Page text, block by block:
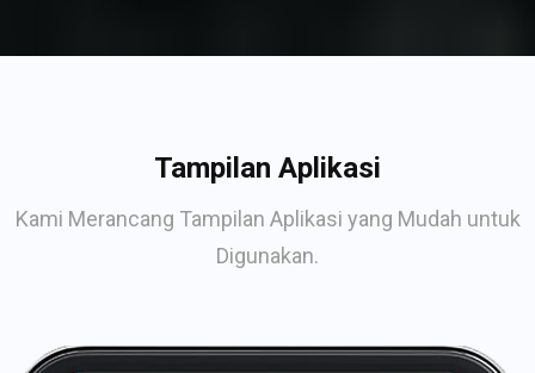
Tampilan Aplikasi
Kami Merancang Tampilan Aplikasi yang Mudah untuk
Digunakan.